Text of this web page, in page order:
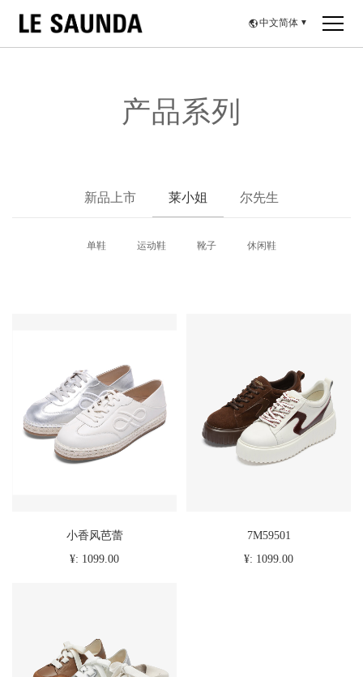
中文简体 ▼
产品系列
新品上市 莱小姐 尔先生
单鞋 运动鞋 靴子 休闲鞋
小香风芭蕾
¥: 1099.00
7M59501
¥: 1099.00